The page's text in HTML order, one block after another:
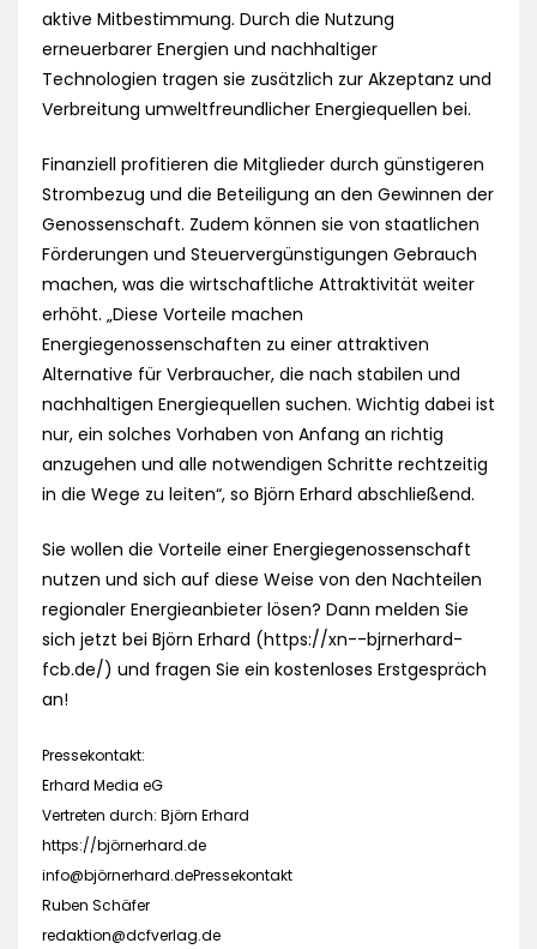
aktive Mitbestimmung. Durch die Nutzung
erneuerbarer Energien und nachhaltiger
Technologien tragen sie zusätzlich zur Akzeptanz und
Verbreitung umweltfreundlicher Energiequellen bei.
Finanziell profitieren die Mitglieder durch günstigeren
Strombezug und die Beteiligung an den Gewinnen der
Genossenschaft. Zudem können sie von staatlichen
Förderungen und Steuervergünstigungen Gebrauch
machen, was die wirtschaftliche Attraktivität weiter
erhöht. „Diese Vorteile machen
Energiegenossenschaften zu einer attraktiven
Alternative für Verbraucher, die nach stabilen und
nachhaltigen Energiequellen suchen. Wichtig dabei ist
nur, ein solches Vorhaben von Anfang an richtig
anzugehen und alle notwendigen Schritte rechtzeitig
in die Wege zu leiten“, so Björn Erhard abschließend.
Sie wollen die Vorteile einer Energiegenossenschaft
nutzen und sich auf diese Weise von den Nachteilen
regionaler Energieanbieter lösen? Dann melden Sie
sich jetzt bei Björn Erhard (https://xn--bjrnerhard-
fcb.de/) und fragen Sie ein kostenloses Erstgespräch
an!
Pressekontakt:
Erhard Media eG
Vertreten durch: Björn Erhard
https://björnerhard.de
info@björnerhard.dePressekontakt
Ruben Schäfer
redaktion@dcfverlag.de